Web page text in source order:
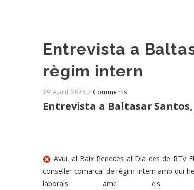
Entrevista a
règim intern
29 April 2025 / Comments
Entrevista a Baltasar
Avui, al Baix Penedès al Dia des de RTV
conseller comarcal de règim intern amb qui
laborals amb els